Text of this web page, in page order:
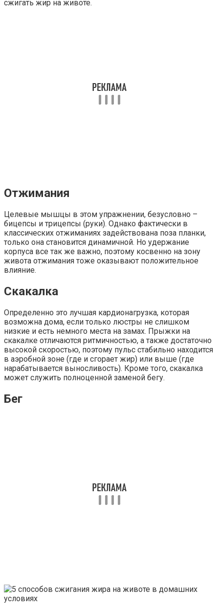
сжигать жир на животе.
Отжимания
Целевые мышцы в этом упражнении, безусловно –
бицепсы и трицепсы (руки). Однако фактически в
классических отжиманиях задействована поза планки,
только она становится динамичной. Но удержание
корпуса все так же важно, поэтому косвенно на зону
живота отжимания тоже оказывают положительное
влияние.
Скакалка
Определенно это лучшая кардионагрузка, которая
возможна дома, если только люстры не слишком
низкие и есть немного места на замах. Прыжки на
скакалке отличаются ритмичностью, а также достаточно
высокой скоростью, поэтому пульс стабильно находится
в аэробной зоне (где и сгорает жир) или выше (где
нарабатывается выносливость). Кроме того, скакалка
может служить полноценной заменой бегу.
Бег